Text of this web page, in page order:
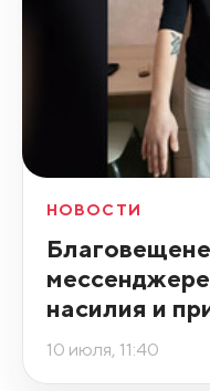
НОВОСТИ
насилия и
10 июля, 11:40